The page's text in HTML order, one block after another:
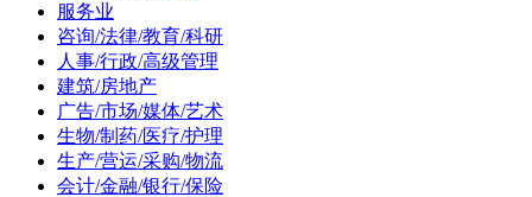
服务业
咨询/法律/教育/科研
人事/行政/高级管理
建筑/房地产
广告/市场/媒体/艺术
生物/制药/医疗/护理
生产/营运/采购/物流
会计/金融/银行/保险